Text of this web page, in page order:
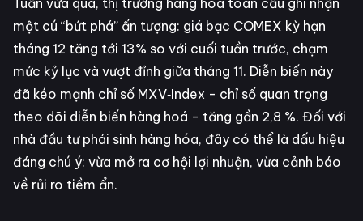
Tuần vừa qua, thị trường hàng hoá toàn cầu ghi nhận
một cú “bứt phá” ấn tượng: giá bạc COMEX kỳ hạn
tháng 12 tăng tới 13% so với cuối tuần trước, chạm
mức kỷ lục và vượt đỉnh giữa tháng 11. Diễn biến này
đã kéo mạnh chỉ số MXV‑Index - chỉ số quan trọng
theo dõi diễn biến hàng hoá - tăng gần 2,8 %. Đối với
nhà đầu tư phái sinh hàng hóa, đây có thể là dấu hiệu
đáng chú ý: vừa mở ra cơ hội lợi nhuận, vừa cảnh báo
về rủi ro tiềm ẩn.